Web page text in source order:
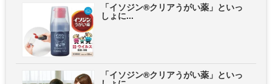
「イソジン®クリアうがい薬」といっ
しょに...
「イソジン®クリアうがい薬」といっ